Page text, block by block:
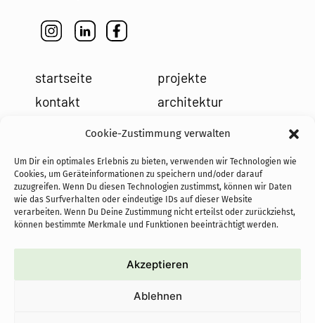
Cookie-Zustimmung verwalten
Um Dir ein optimales Erlebnis zu bieten, verwenden wir Technologien wie
Cookies, um Geräteinformationen zu speichern und/oder darauf
zuzugreifen. Wenn Du diesen Technologien zustimmst, können wir Daten
wie das Surfverhalten oder eindeutige IDs auf dieser Website
verarbeiten. Wenn Du Deine Zustimmung nicht erteilst oder zurückziehst,
können bestimmte Merkmale und Funktionen beeinträchtigt werden.
Akzeptieren
Ablehnen
startseite
projekte
kontakt
architektur
leistungen
cookies
team
news
proyectos autoconstruidos